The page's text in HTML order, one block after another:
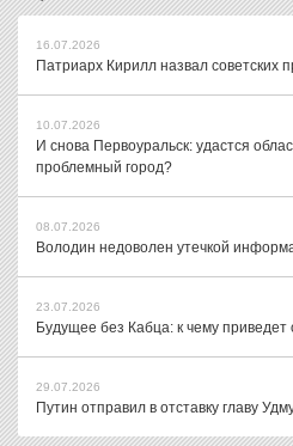
16.07.2026
Патриарх Кирилл назвал советских
10.07.2026
И снова Первоуральск: удастся
проблемный город?
08.07.2026
Володин недоволен утечкой
23.07.2026
Будущее без Кабца: к чему приведет
29.07.2026
Путин отправил в отставку главу